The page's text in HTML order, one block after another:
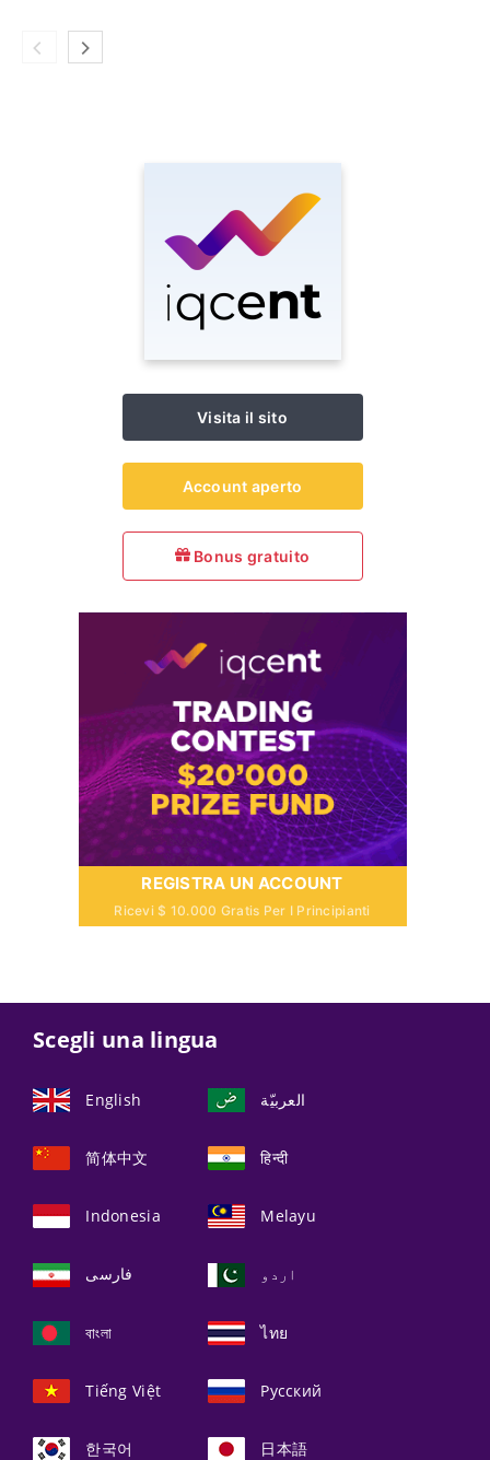
Visita il sito
Account aperto
Bonus gratuito
REGISTRA UN ACCOUNT
Ricevi $ 10.000 Gratis Per I Principianti
Scegli una lingua
English العربيّة
简体中文 हिन्दी
Indonesia Melayu
فارسی اردو
বাংলা ไทย
Tiếng Việt Русский
한국어 日本語